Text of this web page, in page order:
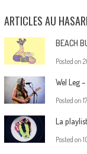
ARTICLES AU
BEACH
Posted on
Wel Leg
Posted on
La
Posted on